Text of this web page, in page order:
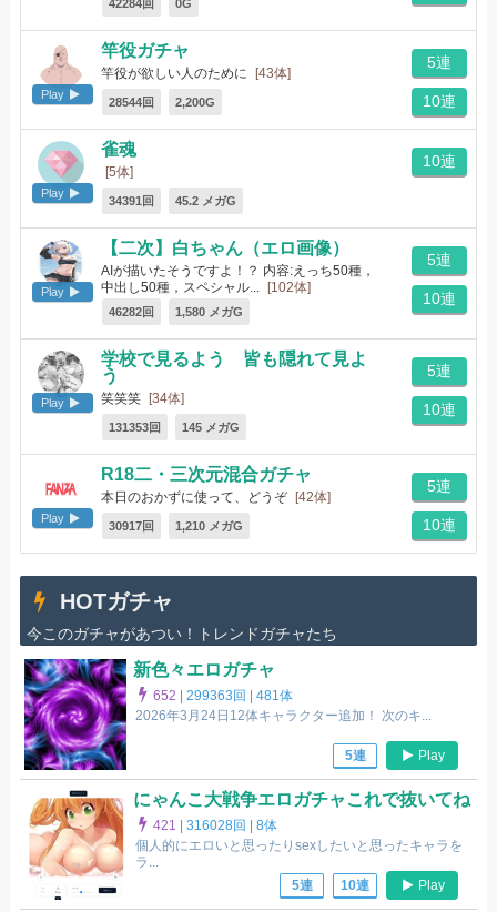
42284回 0G
Play
竿役ガチャ
竿役が欲しい人のために [43体]
28544回 2,200G
5連
10連
Play
雀魂
[5体]
34391回 45.2 メガG
10連
Play
【二次】白ちゃん（エロ画像）
AIが描いたそうですよ！？ 内容:えっち50種，
中出し50種，スペシャル...
[102体]
46282回 1,580 メガG
5連
10連
Play
学校で見るよう 皆も隠れて見よ
う
笑笑笑 [34体]
131353回 145 メガG
5連
10連
Play
R18二・三次元混合ガチャ
本日のおかずに使って、どうぞ [42体]
30917回 1,210 メガG
5連
10連
HOTガチャ
今このガチャがあつい！トレンドガチャたち
新色々エロガチャ
652 |299363回 |481体
2026年3月24日12体キャラクター追加！ 次のキ...
5連 Play
にゃんこ大戦争エロガチャこれで抜いてね
421 |316028回 |8体
個人的にエロいと思ったりsexしたいと思ったキャラを
ラ...
5連
10連 Play